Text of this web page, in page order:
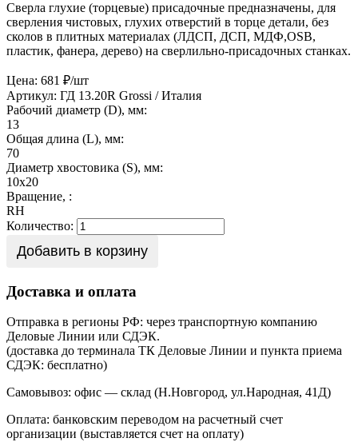
Сверла глухие (торцевые) присадочные предназначены, для
сверления чистовых, глухих отверстий в торце детали, без
сколов в плитных материалах (ЛДСП, ДСП, МДФ,OSB,
пластик, фанера, дерево) на сверлильно-присадочных станках.
Цена: 681 ₽/шт
Артикул: ГД 13.20R Grossi / Италия
Рабочий диаметр (D), мм:
13
Общая длина (L), мм:
70
Диаметр хвостовика (S), мм:
10х20
Вращение, :
RH
Количество:
Добавить в корзину
Доставка и оплата
Отправка в регионы РФ: через транспортную компанию
Деловые Линии или СДЭК.
(доставка до терминала ТК Деловые Линии и пункта приема
СДЭК: бесплатно)
Самовывоз: офис — склад (Н.Новгород, ул.Народная, 41Д)
Оплата: банковским переводом на расчетный счет
организации (выставляется счет на оплату)